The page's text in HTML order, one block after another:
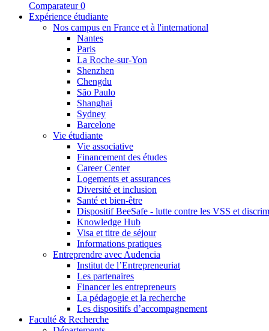
Comparateur 0
Expérience étudiante
Nos campus en France et à l'international
Nantes
Paris
La Roche-sur-Yon
Shenzhen
Chengdu
São Paulo
Shanghai
Sydney
Barcelone
Vie étudiante
Vie associative
Financement des études
Career Center
Logements et assurances
Diversité et inclusion
Santé et bien-être
Dispositif BeeSafe - lutte contre les VSS et
Knowledge Hub
Visa et titre de séjour
Informations pratiques
Entreprendre avec Audencia
Institut de l’Entrepreneuriat
Les partenaires
Financer les entrepreneurs
La pédagogie et la recherche
Les dispositifs d’accompagnement
Faculté & Recherche